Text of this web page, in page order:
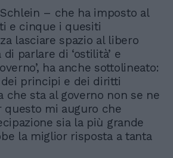
– che ha imposto al
e cinque i quesiti
lasciare spazio al libero
parlare di ‘ostilità’ e
ha anche sottolineato:
dei principi e dei diritti
che sta al governo non se ne
questo mi auguro che
sia la più grande
la miglior risposta a tanta